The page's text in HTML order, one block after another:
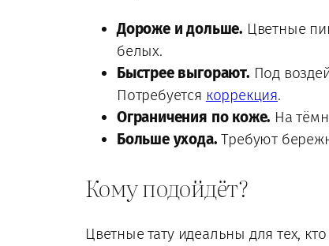
Дороже и дольше. Цветные
белых.
Быстрее выгорают. Под
Потребуется коррекция.
Ограничения по коже. На
Больше ухода. Требуют
Кому подойдёт?
Цветные тату идеальны для тех,